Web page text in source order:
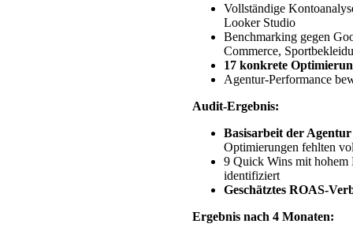
Vollständige
Looker Studio
Benchmarking gegen
Commerce,
17 konkrete
Agentur-Performance
Audit-Ergebnis:
Basisarbeit der Agentur
Optimierungen fehlten
9 Quick Wins mit
identifiziert
Geschätztes ROAS-
Ergebnis nach 4 Monaten: